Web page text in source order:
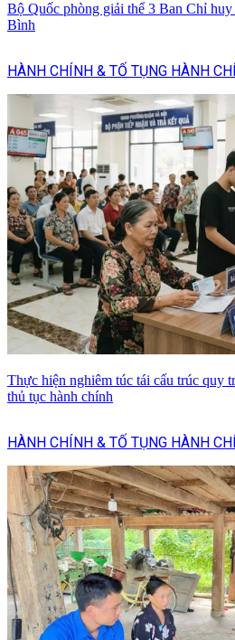
Bộ Quốc phòng giải thể 3 Ban Chỉ
Bình
HÀNH CHÍNH & TỐ TỤNG HÀNH
Thực hiện nghiêm túc tái cấu trúc quy
thủ tục hành chính
HÀNH CHÍNH & TỐ TỤNG HÀNH